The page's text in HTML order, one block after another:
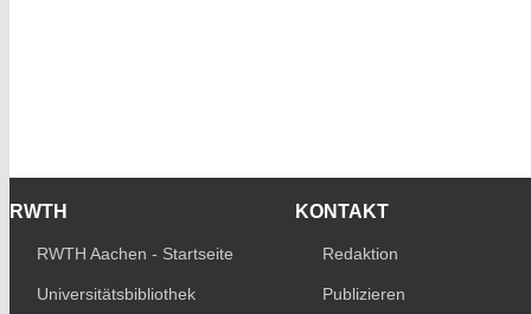
RWTH
RWTH Aachen - Startseite
Universitätsbibliothek
KONTAKT
Redaktion
Publizieren